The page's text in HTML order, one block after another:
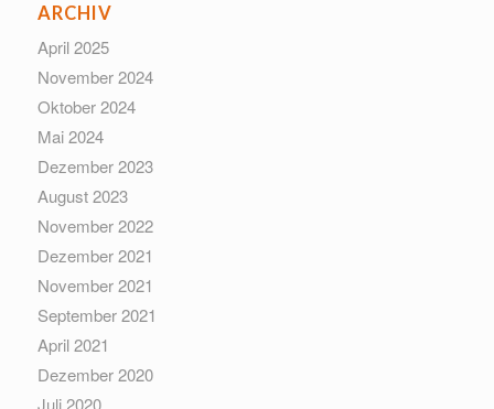
ARCHIV
April 2025
November 2024
Oktober 2024
Mai 2024
Dezember 2023
August 2023
November 2022
Dezember 2021
November 2021
September 2021
April 2021
Dezember 2020
Juli 2020